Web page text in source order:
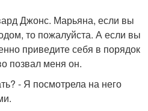
Джонс. Марьяна, если вы
то пожалуйста. А если вы
приведите себя в порядок
позвал меня он.
- Я посмотрела на него